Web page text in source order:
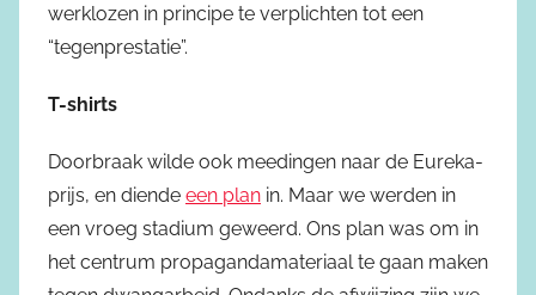
werklozen in principe te verplichten tot een
“tegenprestatie”.
T-shirts
Doorbraak wilde ook meedingen naar de Eureka-
prijs, en diende een plan in. Maar we werden in
een vroeg stadium geweerd. Ons plan was om in
het centrum propagandamateriaal te gaan maken